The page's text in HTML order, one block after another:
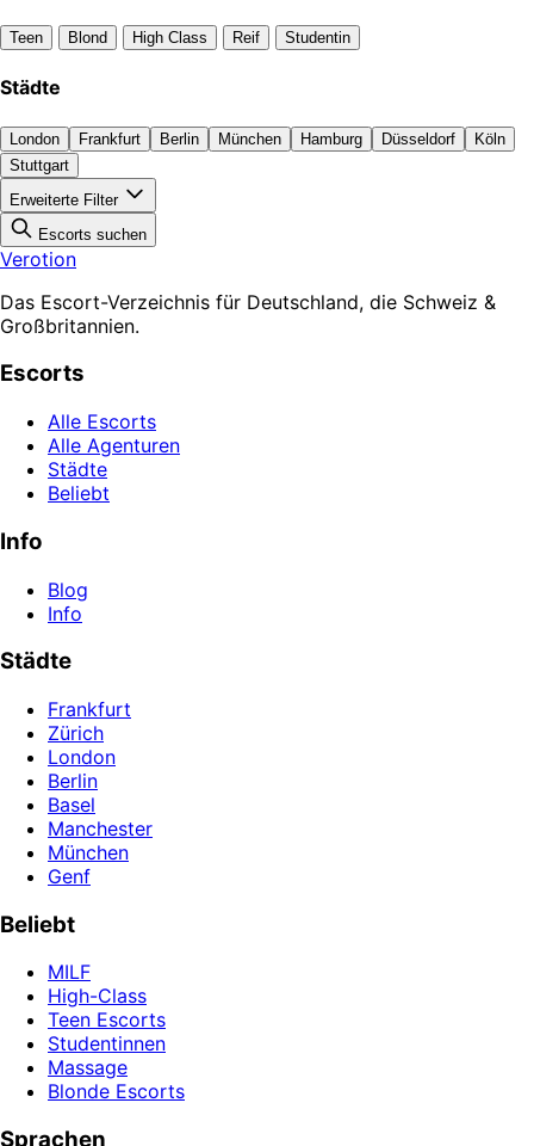
Teen Blond High Class Reif Studentin
Städte
London Frankfurt Berlin München Hamburg Düsseldorf
Köln
Stuttgart
Erweiterte Filter
Escorts suchen
Verotion
Das Escort-Verzeichnis für Deutschland, die Schweiz &
Großbritannien.
Escorts
Alle Escorts
Alle Agenturen
Städte
Beliebt
Info
Blog
Info
Städte
Frankfurt
Zürich
London
Berlin
Basel
Manchester
München
Genf
Beliebt
MILF
High-Class
Teen Escorts
Studentinnen
Massage
Blonde Escorts
Sprachen